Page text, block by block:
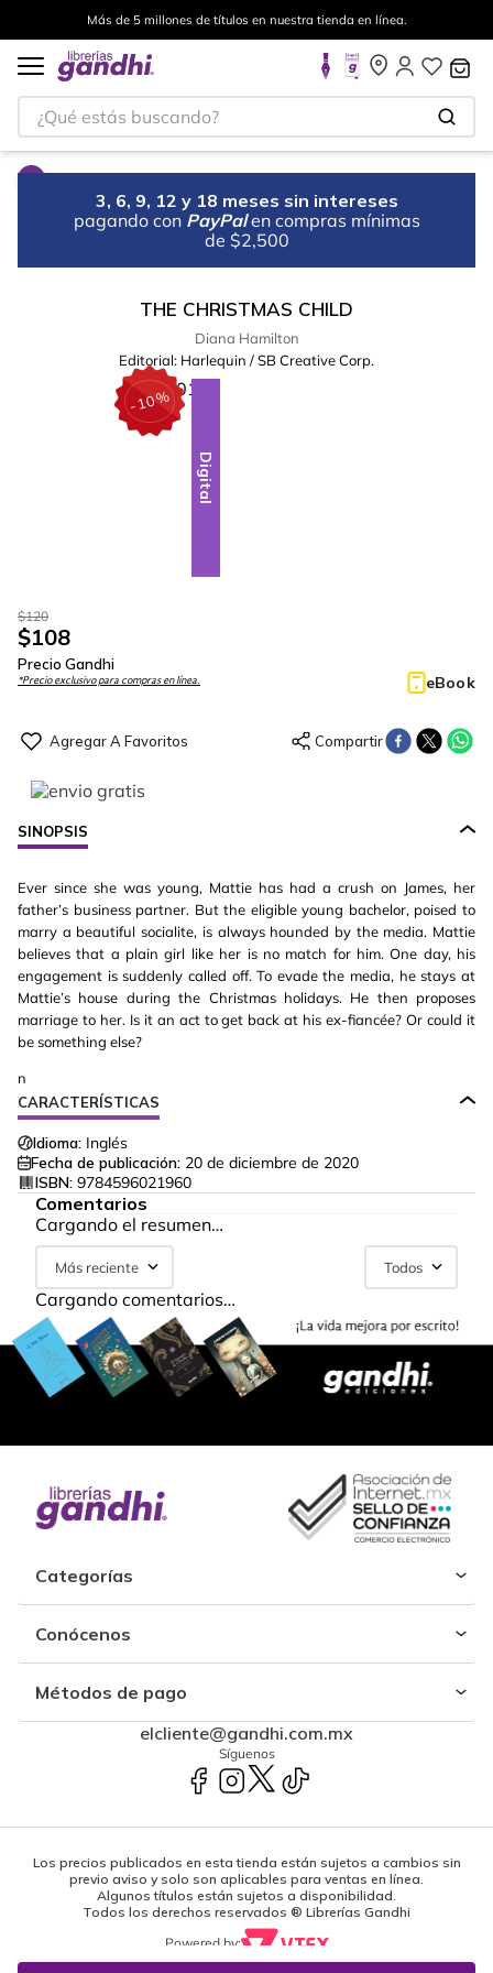
Más de 5 millones de títulos en nuestra tienda en línea.
¿Qué estás buscando?
3, 6, 9, 12 y 18 meses sin intereses
pagando con PayPal en compras mínimas
de $2,500
THE CHRISTMAS CHILD
Diana Hamilton
Editorial: Harlequin / SB Creative Corp.
-10%
Digital
$120
$108
Precio Gandhi
*Precio exclusivo para compras en línea. eBook
SINOPSIS
Ever since she was young, Mattie has had a crush on James, her
father’s business partner. But the eligible young bachelor, poised to
marry a beautiful socialite, is always hounded by the media. Mattie
believes that a plain girl like her is no match for him. One day, his
engagement is suddenly called off. To evade the media, he stays at
Mattie’s house during the Christmas holidays. He then proposes
marriage to her. Is it an act to get back at his ex-fiancée? Or could it
be something else?
n
CARACTERÍSTICAS
Idioma: Inglés
Fecha de publicación: 20 de diciembre de 2020
ISBN: 9784596021960
Comentarios
Cargando el resumen…
Más reciente Todos
Cargando comentarios…
Categorías
Conócenos
Métodos de pago
elcliente@gandhi.com.mx
Síguenos
Los precios publicados en esta tienda están sujetos a cambios sin
previo aviso y solo son aplicables para ventas en línea.
Algunos títulos están sujetos a disponibilidad.
Todos los derechos reservados ® Librerías Gandhi
Powered by: